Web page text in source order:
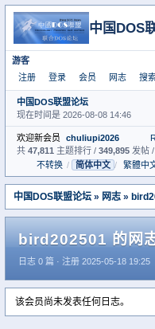
中国DOS
游客
注册
登录 会员 网志 搜
中国DOS联盟论坛
现在时间是 2026-08-08 14:46
欢迎新会员 chuliupi2026
共 47,811 主题排行 / 349,895 发帖
不转换 / 简体中文 / 繁體中
中国DOS联盟论坛 » 网志 »
bird202501 的网
日志 0 篇 · 注册 2025-05-18 19:25
该会员尚未发表任何日志。